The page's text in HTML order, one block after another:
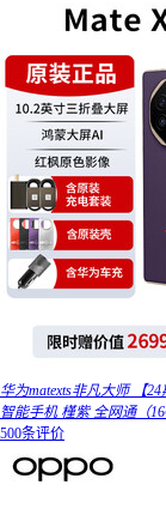
华为matexts非凡大师 【
智能手机 槿紫 全网通（
500条评价